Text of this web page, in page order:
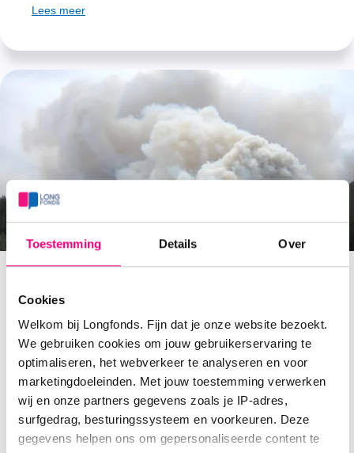
Toestemming Details Over
Cookies
Welkom bij Longfonds. Fijn dat je onze website bezoekt.
We gebruiken cookies om jouw gebruikerservaring te
optimaliseren, het webverkeer te analyseren en voor
marketingdoeleinden. Met jouw toestemming verwerken
wij en onze partners gegevens zoals je IP-adres,
surfgedrag, besturingssysteem en voorkeuren. Deze
gegevens helpen ons om gepersonaliseerde content te
Lees meer
Effect natuurbranden op luchtkwaliteit
en longen
Ze branden nog op ons netvlies: de beelden van de
natuurbranden in Spanje en Frankrijk. Vandaag brak
een grote bosbrand uit in Noord-Limburg. Wat is het
effect van zulke grote branden op de luchtkwaliteit en